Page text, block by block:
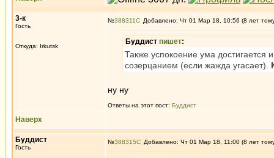
3-к
Гость
Откуда: Irkutsk
№388311 Добавлено: Чт 01 Мар 18, 10:56 (8 лет
Буддист пишет:
Также успокоение ума достигается
созерцанием (если жажда угасает).
ну ну
Ответы на этот пост: Буддист
Наверх
Буддист
Гость
№388315 Добавлено: Чт 01 Мар 18, 11:00 (8 лет